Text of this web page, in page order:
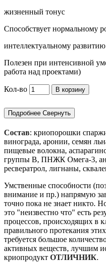
жизненный тонус
Способствует нормальному
интеллектуальному
Полезен при интенсивной
работа над проектами)
Кол-во В корзину
Подробнее Свернуть
Состав: криопорошки
винограда, аронии, семян
пищевые волокна,
группы В, ПНЖК Омега-3,
ресвератрол, лигнаны,
Умственные способности
внимание и пр.) напрямую
точно пока не знает никто.
это "неизвестно что" есть
процессов, происходящих в
правильного протекания
требуется большое
активных веществ, лучшим
криопродукт ОТЛИЧНИК.